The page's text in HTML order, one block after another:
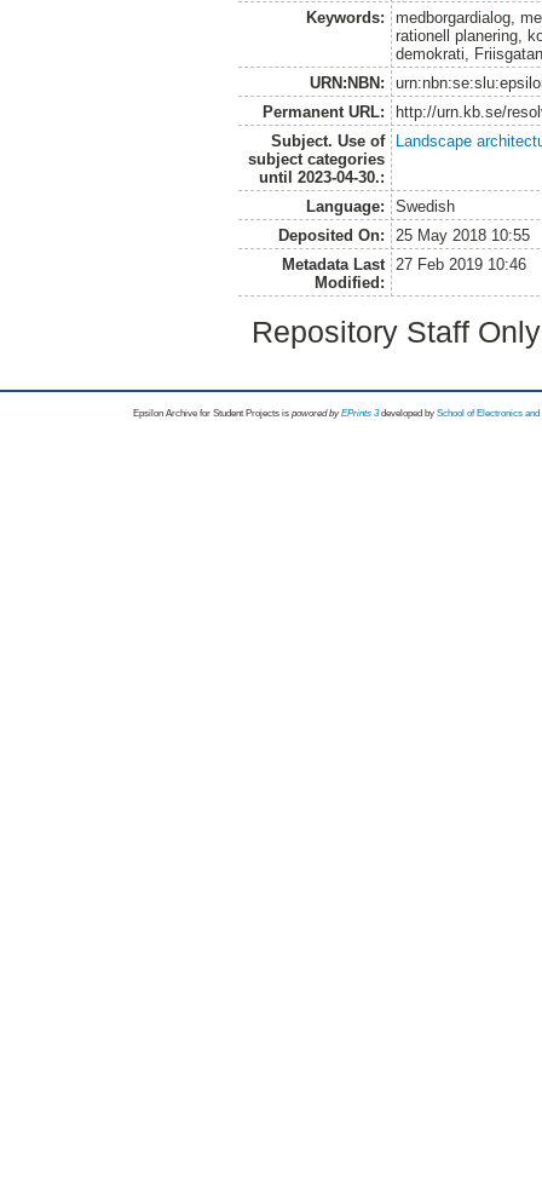
Keywords:
medborgardialog,
rationell planering,
demokrati,
URN:NBN:
Permanent URL:
http://urn.kb.se/
Subject. Use of
subject categories
until 2023-04-30.:
Landscape
Language:
Swedish
Deposited On:
25 May 2018 10:55
Metadata Last
Modified:
27 Feb 2019 10:46
Repository Staff
Epsilon Archive for Student Projects is powored byEPrints 3 developed by School of Electronics